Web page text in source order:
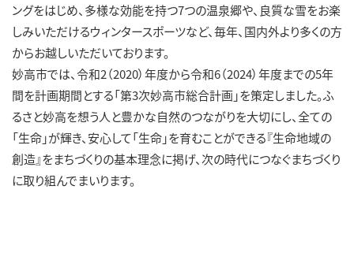
ングをはじめ、多様な効能を持つ7つの温泉郷や、良質な雪をお楽
しみいただけるウィンタースポーツなど、毎年、国内外より多くの方
からお越しいただいております。
妙高市では、令和2（2020）年度から令和6（2024）年度までの5年
間を計画期間とする「第3次妙高市総合計画」を策定しました。ふ
るさと妙高を想う人と豊かな自然のつながりを大切にし、全ての
「生命」が輝き、安心して「生命」を育むことができる『生命地域の
創造』をまちづくりの基本理念に掲げ、次の時代につなぐまちづくり
に取り組んでまいります。